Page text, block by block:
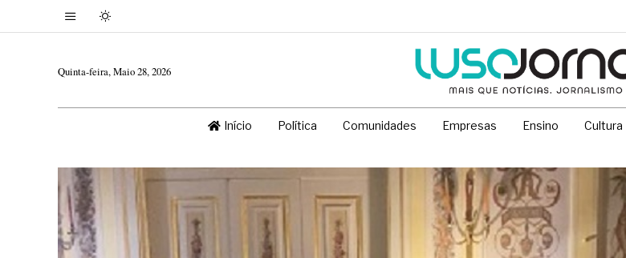
Quinta-feira, Maio 28, 2026
Início Política Comunidades Empresas Ensino Cultura